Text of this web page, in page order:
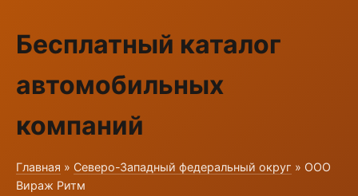
Бесплатный каталог
автомобильных
компаний
Главная » Северо-Западный федеральный округ » ООО
Вираж Ритм